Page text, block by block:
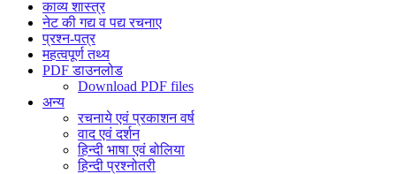
काव्य शास्त्र
नेट की गद्य व पद्य रचनाए
प्रश्न-पत्र
महत्वपूर्ण तथ्य
PDF डाउनलोड
Download PDF files
अन्य
रचनाये एवं प्रकाशन वर्ष
वाद एवं दर्शन
हिन्दी भाषा एवं बोलिया
हिन्दी प्रश्नोतरी